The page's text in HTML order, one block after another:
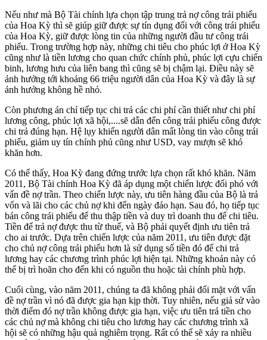
Nếu như mà Bộ Tài chính lựa chọn tập trung trả nợ công trái phiếu
của Hoa Kỳ thì sẽ giúp giữ được sự tín dụng đối với công trái phiếu
của Hoa Kỳ, giữ được lòng tin của những người đầu tư công trái
phiếu. Trong trường hợp này, những chi tiêu cho phúc lợi ở Hoa Kỳ
cũng như là tiền lương cho quan chức chính phủ, phúc lợi cựu chiến
binh, lương hưu của liên bang thì cũng sẽ bị chậm lại. Điều này sẽ
ảnh hưởng tới khoảng 66 triệu người dân của Hoa Kỳ và đây là sự
ảnh hưởng không hề nhỏ.
Còn phương án chỉ tiếp tục chi trả các chi phí cần thiết như chi phí
lương công, phúc lợi xã hội,....sẽ dẫn đến công trái phiếu công được
chi trả đúng hạn. Hệ lụy khiến người dân mất lòng tin vào công trái
phiếu, giảm uy tín chính phủ cũng như USD, vay mượn sẽ khó
khăn hơn.
Có thể thấy, Hoa Kỳ đang đứng trước lựa chọn rất khó khăn. Năm
2011, Bộ Tài chính Hoa Kỳ đã áp dụng một chiến lược đối phó với
vấn đề nợ trần. Theo chiến lược này, ưu tiên hàng đầu của Bộ là trả
vốn và lãi cho các chủ nợ khi đến ngày đáo hạn. Sau đó, họ tiếp tục
bán công trái phiếu để thu thập tiền và duy trì doanh thu để chi tiêu.
Tiền để trả nợ được thu từ thuế, và Bộ phải quyết định ưu tiên trả
cho ai trước. Dựa trên chiến lược của năm 2011, ưu tiên được đặt
cho chủ nợ công trái phiếu hơn là sử dụng số tiền đó để chi trả
lương hay các chương trình phúc lợi hiện tại. Những khoản này có
thể bị trì hoãn cho đến khi có nguồn thu hoặc tài chính phù hợp.
Cuối cùng, vào năm 2011, chúng ta đã không phải đối mặt với vấn
đề nợ trần vì nó đã được gia hạn kịp thời. Tuy nhiên, nếu giả sử vào
thời điểm đó nợ trần không được gia hạn, việc ưu tiên trả tiền cho
các chủ nợ mà không chi tiêu cho lương hay các chương trình xã
hội sẽ có những hậu quả nghiêm trọng. Rất có thể sẽ xảy ra nhiều